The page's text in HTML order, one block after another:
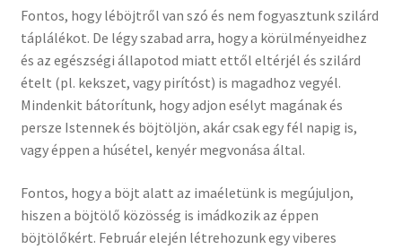
Fontos, hogy léböjtről van szó és nem fogyasztunk szilárd
táplálékot. De légy szabad arra, hogy a körülményeidhez
és az egészségi állapotod miatt ettől eltérjél és szilárd
ételt (pl. kekszet, vagy pirítóst) is magadhoz vegyél.
Mindenkit bátorítunk, hogy adjon esélyt magának és
persze Istennek és böjtöljön, akár csak egy fél napig is,
vagy éppen a húsétel, kenyér megvonása által.
Fontos, hogy a böjt alatt az imaéletünk is megújuljon,
hiszen a böjtölő közösség is imádkozik az éppen
böjtölőkért. Február elején létrehozunk egy viberes